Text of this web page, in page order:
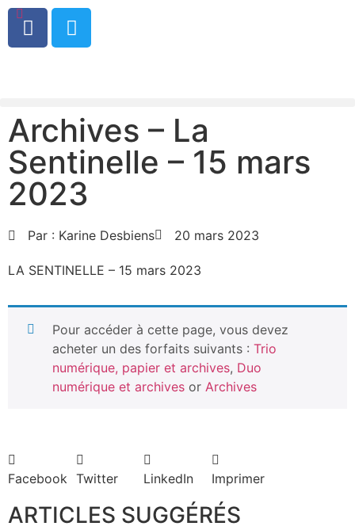
0
Archives – La
Sentinelle – 15 mars
2023
Par : Karine Desbiens 20 mars 2023
LA SENTINELLE – 15 mars 2023
Pour accéder à cette page, vous devez
acheter un des forfaits suivants : Trio
numérique, papier et archives, Duo
numérique et archives or Archives
Facebook Twitter LinkedIn Imprimer
ARTICLES SUGGÉRÉS